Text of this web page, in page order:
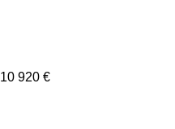
920 €